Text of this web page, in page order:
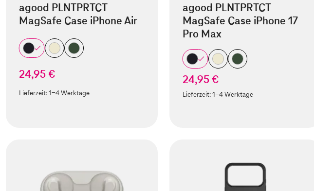
agood PLNTPRTCT
MagSafe Case iPhone Air
24,95 €
Lieferzeit:1-4 Werktage
agood PLNTPRTCT
MagSafe Case iPhone 17
Pro Max
24,95 €
Lieferzeit:1-4 Werktage